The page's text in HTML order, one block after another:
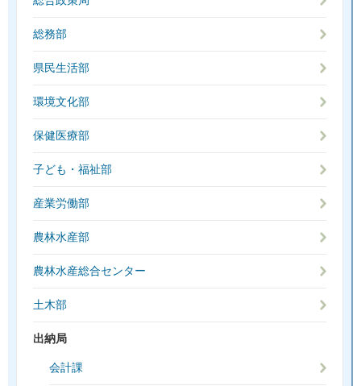
総務部
県民生活部
環境文化部
保健医療部
子ども・福祉部
産業労働部
農林水産部
農林水産総合センター
土木部
出納局
会計課